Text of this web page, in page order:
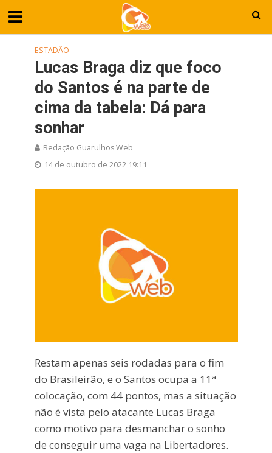
ESTADÃO
Lucas Braga diz que foco
do Santos é na parte de
cima da tabela: Dá para
sonhar
Redação Guarulhos Web
14 de outubro de 2022 19:11
Restam apenas seis rodadas para o fim
do Brasileirão, e o Santos ocupa a 11ª
colocação, com 44 pontos, mas a situação
não é vista pelo atacante Lucas Braga
como motivo para desmanchar o sonho
de conseguir uma vaga na Libertadores.